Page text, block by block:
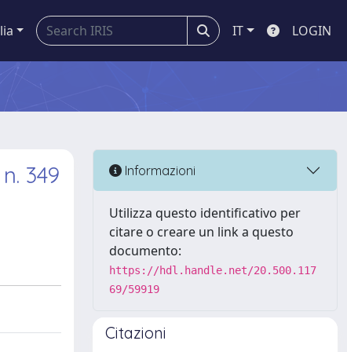
IT LOGIN
349
Informazioni
Utilizza questo identificativo per
citare o creare un link a questo
documento:
https://hdl.handle.net/20.500.117
69/59919
Citazioni